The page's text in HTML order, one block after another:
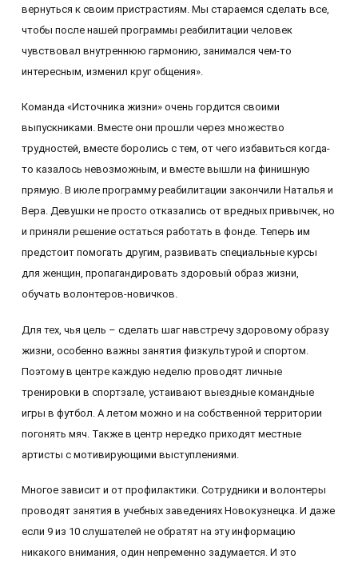
вернуться к своим пристрастиям. Мы стараемся сделать все,
чтобы после нашей программы реабилитации человек
чувствовал внутреннюю гармонию, занимался чем-то
интересным, изменил круг общения».
Команда «Источника жизни» очень гордится своими
выпускниками. Вместе они прошли через множество
трудностей, вместе боролись с тем, от чего избавиться когда-
то казалось невозможным, и вместе вышли на финишную
прямую. В июле программу реабилитации закончили Наталья и
Вера. Девушки не просто отказались от вредных привычек, но
и приняли решение остаться работать в фонде. Теперь им
предстоит помогать другим, развивать специальные курсы
для женщин, пропагандировать здоровый образ жизни,
обучать волонтеров-новичков.
Для тех, чья цель – сделать шаг навстречу здоровому образу
жизни, особенно важны занятия физкультурой и спортом.
Поэтому в центре каждую неделю проводят личные
тренировки в спортзале, устаивают выездные командные
игры в футбол. А летом можно и на собственной территории
погонять мяч. Также в центр нередко приходят местные
артисты с мотивирующими выступлениями.
Многое зависит и от профилактики. Сотрудники и волонтеры
проводят занятия в учебных заведениях Новокузнецка. И даже
если 9 из 10 слушателей не обратят на эту информацию
никакого внимания, один непременно задумается. И это